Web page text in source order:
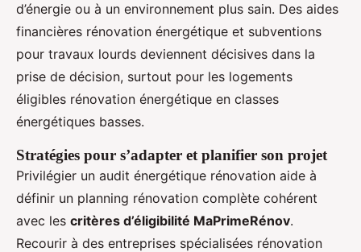
d’énergie ou à un environnement plus sain. Des aides
financières rénovation énergétique et subventions
pour travaux lourds deviennent décisives dans la
prise de décision, surtout pour les logements
éligibles rénovation énergétique en classes
énergétiques basses.
Stratégies pour s’adapter et planifier son projet
Privilégier un audit énergétique rénovation aide à
définir un planning rénovation complète cohérent
avec les critères d’éligibilité MaPrimeRénov.
Recourir à des entreprises spécialisées rénovation